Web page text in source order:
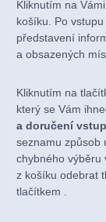
Kliknutím na
košíku. Po
představení
a obsazených
Kliknutím na
který se Vám
a doručení
seznamu způsob
chybného výběru
z košíku odebrat
tlačítkem .